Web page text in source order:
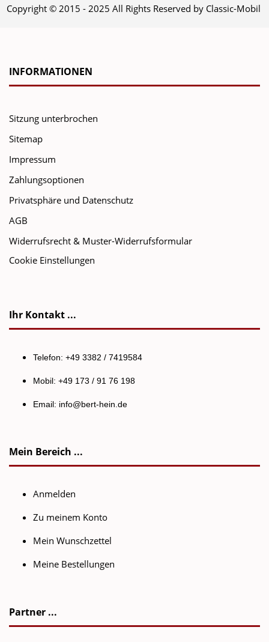
Copyright © 2015 - 2025 All Rights Reserved by Classic-Mobil
INFORMATIONEN
Sitzung unterbrochen
Sitemap
Impressum
Zahlungsoptionen
Privatsphäre und Datenschutz
AGB
Widerrufsrecht & Muster-Widerrufsformular
Cookie Einstellungen
Ihr Kontakt ...
Telefon: +49 3382 / 7419584
Mobil: +49 173 / 91 76 198
Email: info@bert-hein.de
Mein Bereich ...
Anmelden
Zu meinem Konto
Mein Wunschzettel
Meine Bestellungen
Partner ...